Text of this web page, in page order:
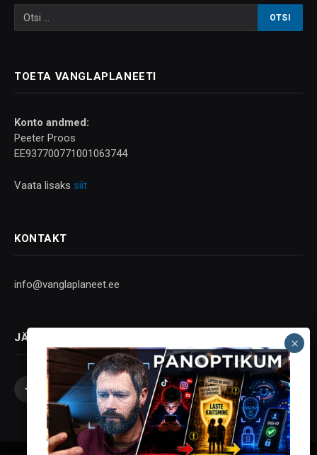
TOETA VANGLAPLANEETI
Konto andmed:
Peeter Proos
EE937700771001063744
Vaata lisaks siit
KONTAKT
info@vanglaplaneet.ee
JÄLGI SOTSIAALMEEDIAS
Facebook
X
(Twitter)
InstagramYouTubeTelegram